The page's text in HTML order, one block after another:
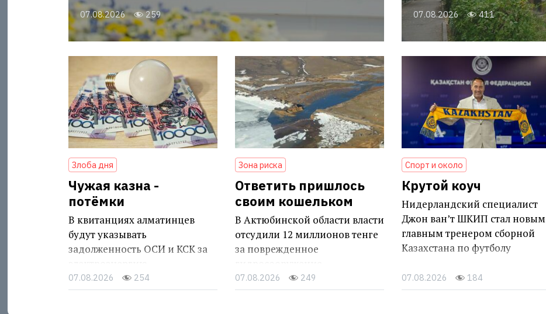
07.08.2026 259 07.08.2026 411
Злоба дня
Чужая казна -
потёмки
В квитанциях алматинцев
будут указывать
задолженность ОСИ и КСК за
07.08.2026 254
Зона риска
Ответить пришлось
своим кошельком
В Актюбинской области власти
отсудили 12 миллионов тенге
за поврежденное
07.08.2026 249
Спорт и около
Крутой коуч
Нидерландский специалист
Джон ван’т ШКИП стал новым
главным тренером сборной
Казахстана по футболу
07.08.2026 184